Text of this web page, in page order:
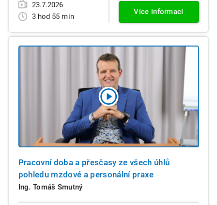
23.7.2026
3 hod 55 min
Více informací
Pracovní doba a přesčasy ze všech úhlů
pohledu mzdové a personální praxe
Ing. Tomáš Smutný